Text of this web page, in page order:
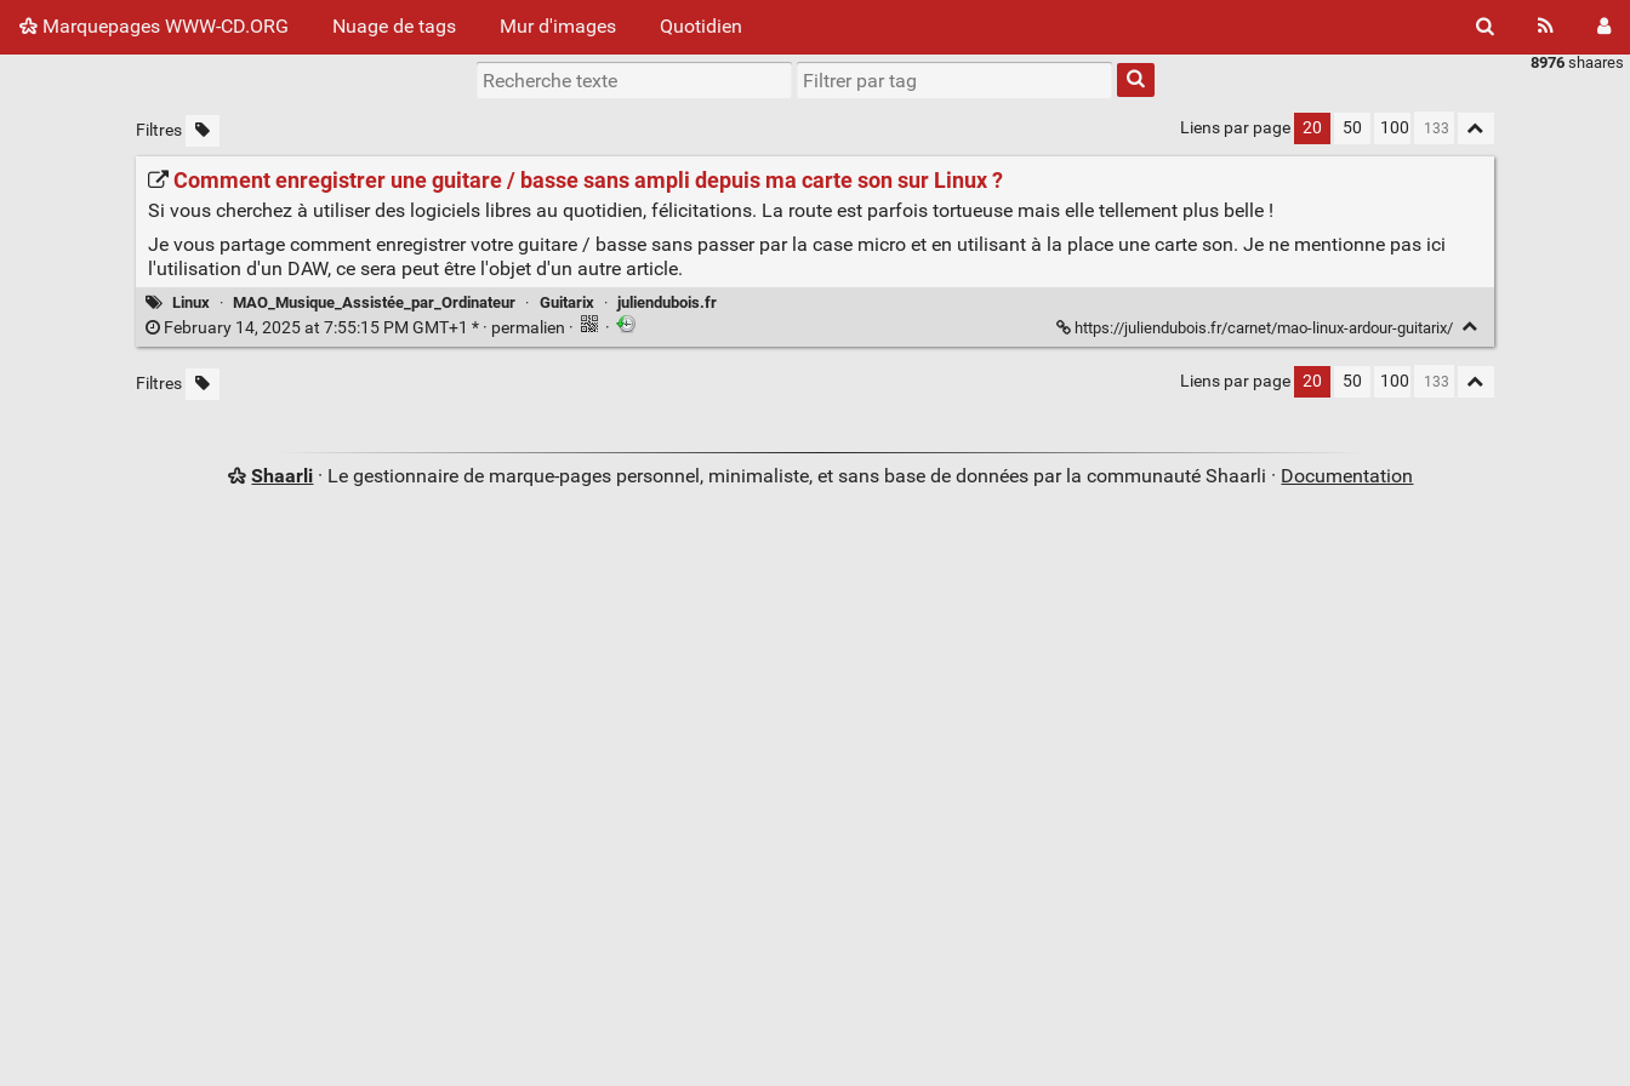
Marquepages WWW-CD.ORG Nuage de tags Mur d'images Quotidien
8976 shaares
Filtres Liens par page 20 50 100
Comment enregistrer une guitare / basse sans ampli depuis ma carte son sur Linux ?
Si vous cherchez à utiliser des logiciels libres au quotidien, félicitations. La route est parfois tortueuse mais elle tellement plus belle !
Je vous partage comment enregistrer votre guitare / basse sans passer par la case micro et en utilisant à la place une carte son. Je ne mentionne pas ici
l'utilisation d'un DAW, ce sera peut être l'objet d'un autre article.
Linux · MAO_Musique_Assistée_par_Ordinateur · Guitarix · juliendubois.fr
February 14, 2025 at 7:55:15 PM GMT+1 * · permalien · · https://juliendubois.fr/carnet/mao-linux-ardour-guitarix/
Filtres Liens par page 20 50 100
Shaarli · Le gestionnaire de marque-pages personnel, minimaliste, et sans base de données par la communauté Shaarli · Documentation